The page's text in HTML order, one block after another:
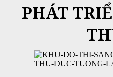
PHÁT